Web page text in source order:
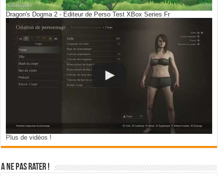
Dragon's Dogma 2 - Editeur de Perso Test XBox Series Fr
Plus de vidéos !
A ne pas rater !